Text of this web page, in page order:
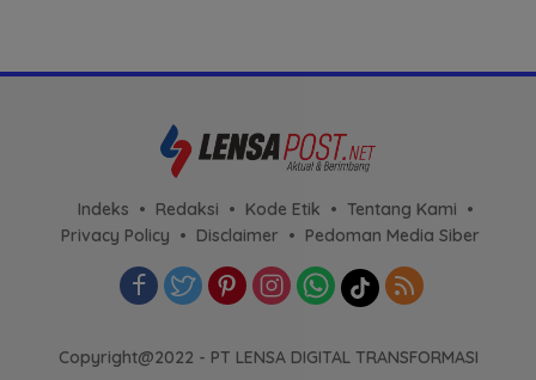
Indeks Redaksi Kode Etik
Tentang Kami
Privacy Policy
Disclaimer Pedoman Media Siber
Copyright@2022 - PT LENSA DIGITAL TRANSFORMASI